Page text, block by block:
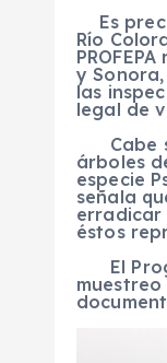
Es
Río
y
las
legal de
Cabe
árboles
especie
señala
erradicar
éstos
El